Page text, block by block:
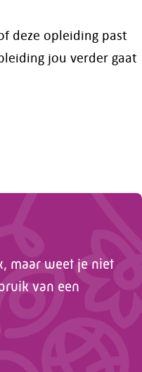
deze opleiding past
jou verder gaat
maar weet je niet
van een